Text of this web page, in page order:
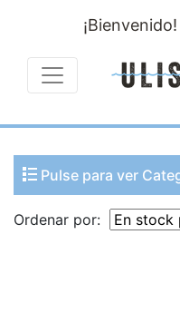
¡Bienvenido!
Pulse para ver
Ordenar por: